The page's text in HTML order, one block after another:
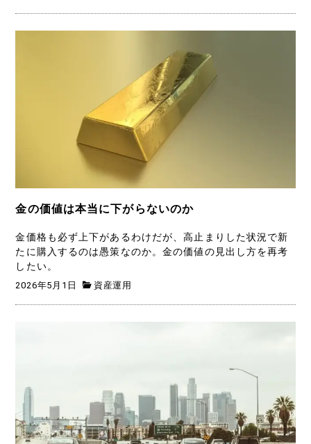
金の価値は本当に下がらないのか
金価格も必ず上下があるわけだが、高止まりした状況で新
たに購入するのは愚策なのか。金の価値の見出し方を再考
したい。
2026年5月1日 資産運用